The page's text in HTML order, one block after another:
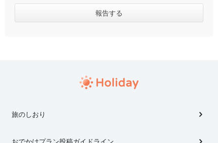
旅のしおり